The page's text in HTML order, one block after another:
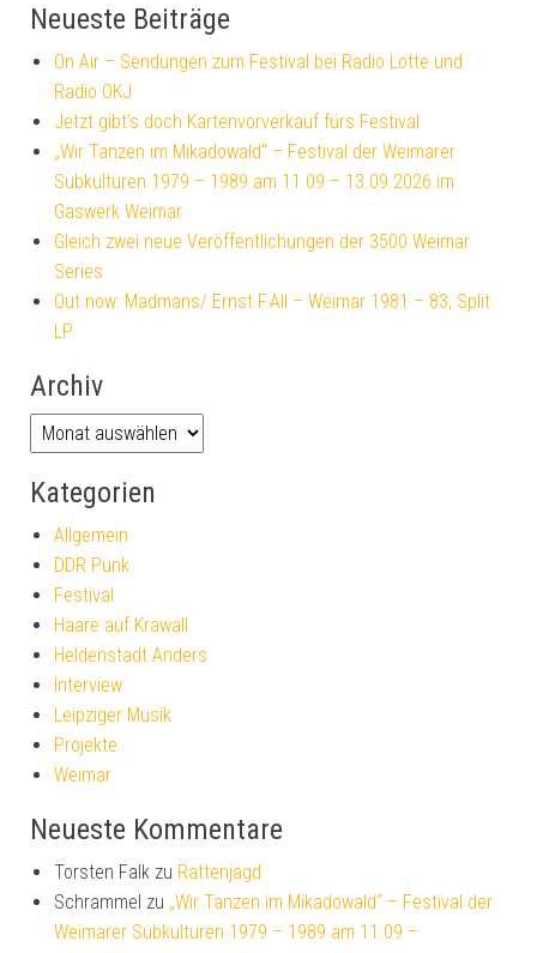
Neueste Beiträge
On Air – Sendungen zum Festival bei Radio Lotte und
Radio OKJ
Jetzt gibt’s doch Kartenvorverkauf fürs Festival
„Wir Tanzen im Mikadowald“ – Festival der Weimarer
Subkulturen 1979 – 1989 am 11.09 – 13.09.2026 im
Gaswerk Weimar
Gleich zwei neue Veröffentlichungen der 3500 Weimar
Series
Out now: Madmans/ Ernst F.All – Weimar 1981 – 83, Split
LP
Archiv
Kategorien
Allgemein
DDR Punk
Festival
Haare auf Krawall
Heldenstadt Anders
Interview
Leipziger Musik
Projekte
Weimar
Neueste Kommentare
Torsten Falk zu Rattenjagd
Schrammel zu „Wir Tanzen im Mikadowald“ – Festival der
Weimarer Subkulturen 1979 – 1989 am 11.09 –